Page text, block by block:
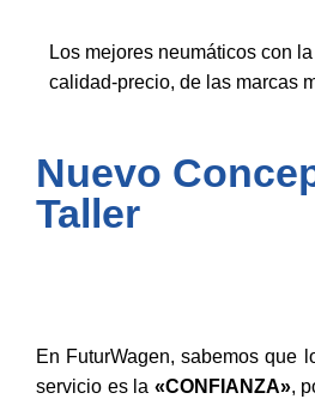
Los mejores neumáticos con
calidad-precio, de las marcas
Nuevo
Taller
En FuturWagen, sabemos que
servicio es la «CONFIANZA»,